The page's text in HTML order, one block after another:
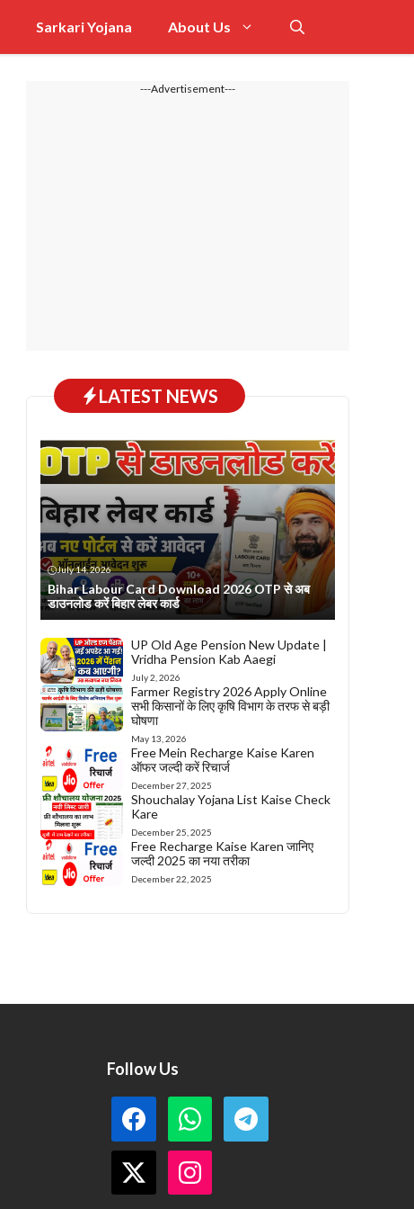
Sarkari Yojana About Us
---Advertisement---
LATEST NEWS
July 14, 2026
Bihar Labour Card Download 2026 OTP से अब
डाउनलोड करें बिहार लेबर कार्ड
UP Old Age Pension New Update |
Vridha Pension Kab Aaegi
July 2, 2026
Farmer Registry 2026 Apply Online
सभी किसानों के लिए कृषि विभाग के तरफ से बड़ी
घोषणा
May 13, 2026
Free Mein Recharge Kaise Karen
ऑफर जल्दी करें रिचार्ज
December 27, 2025
Shouchalay Yojana List Kaise Check
Kare
December 25, 2025
Free Recharge Kaise Karen जानिए
जल्दी 2025 का नया तरीका
December 22, 2025
Follow Us